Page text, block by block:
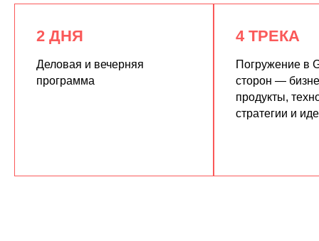
2 ДНЯ
Деловая и вечерняя
программа
4 ТРЕКА
Погружение в
сторон —
продукты,
стратегии и